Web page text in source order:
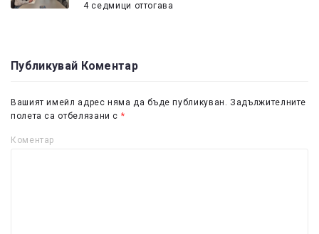
4 седмици оттогава
Публикувай Коментар
Вашият имейл адрес няма да бъде публикуван. Задължителните
полета са отбелязани с *
Коментар